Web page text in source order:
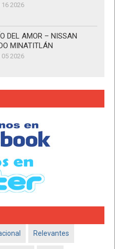
16 2026
DEL AMOR – NISSAN
MINATITLÁN
05 2026
Relevantes